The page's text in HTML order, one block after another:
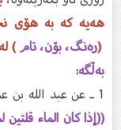
هەیە كە بە هۆی
رەنگ، بۆن، تام) لە
بەڵگە:
((إذا كان الماء